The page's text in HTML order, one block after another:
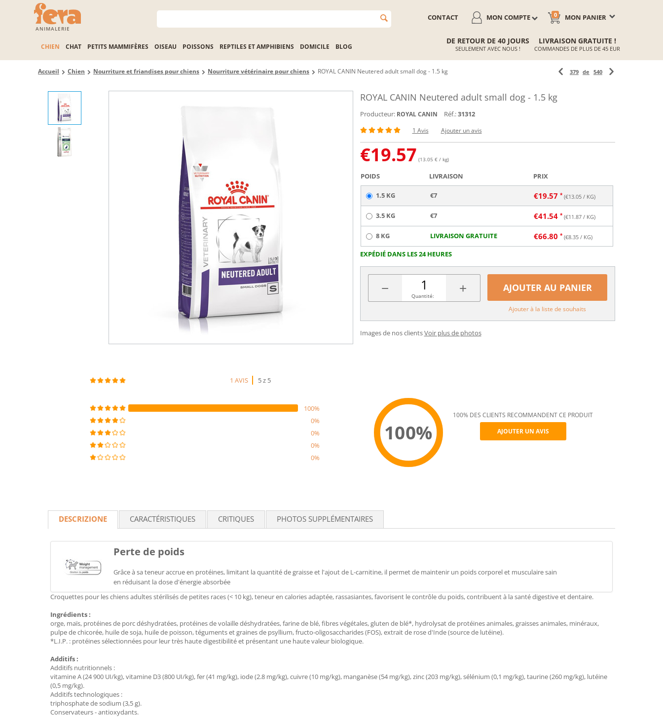
ANIMALERIE
MON PANIER
0
MON COMPTE
CONTACT
CHIEN CHAT PETITS MAMMIFÈRES OISEAU POISSONS REPTILES ET AMPHIBIENS DOMICILE BLOG
DE RETOUR DE 40 JOURS
SEULEMENT AVEC NOUS !
LIVRAISON GRATUITE !
COMMANDES DE PLUS DE 45 EUR
Accueil Chien Nourriture et friandises pour chiens Nourriture vétérinaire pour chiens ROYAL CANIN Neutered adult small dog - 1.5 kg 379 de 540
ROYAL CANIN Neutered adult small dog - 1.5 kg
Producteur: ROYAL CANIN Réf.:31312
1 Avis Ajouter un avis
€19.57 (13.05 € / kg)
POIDS LIVRAISON PRIX
1.5 KG €7 €19.57 (€13.05/ KG)
3.5 KG €7 €41.54 (€11.87/ KG)
8 KG LIVRAISON GRATUITE €66.80 (€8.35/ KG)
EXPÉDIÉ DANS LES 24 HEURES
− +
Quantité:
AJOUTER AU PANIER
Ajouter à la liste de souhaits
Images de nos clientsVoir plus de photos
1 AVIS 5 z 5
100%
0%
0%
0%
0%
100%
Recommend
100% DES CLIENTS RECOMMANDENT CE PRODUIT
AJOUTER UN AVIS
DESCRIZIONE CARACTÉRISTIQUES CRITIQUES PHOTOS SUPPLÉMENTAIRES
Perte de poids
Grâce à sa teneur accrue en protéines, limitant la quantité de graisse et l'ajout de L-carnitine, il permet de maintenir un poids corporel et musculaire sain
en réduisant la dose d'énergie absorbée
Croquettes pour les chiens adultes stérilisés de petites races (< 10 kg), teneur en calories adaptée, rassasiantes, favorisent le contrôle du poids, contribuent à la santé digestive et dentaire.
Ingrédients :
orge, maïs, protéines de porc déshydratées, protéines de volaille déshydratées, farine de blé, fibres végétales, gluten de blé*, hydrolysat de protéines animales, graisses animales, minéraux,
pulpe de chicorée, huile de soja, huile de poisson, téguments et graines de psyllium, fructo-oligosaccharides (FOS), extrait de rose d'Inde (source de lutéine).
*L.I.P. : protéines sélectionnées pour leur très haute digestibilité et présentant une haute valeur biologique.
Additifs :
Additifs nutritionnels :
vitamine A (24 900 UI/kg), vitamine D3 (800 UI/kg), fer (41 mg/kg), iode (2.8 mg/kg), cuivre (10 mg/kg), manganèse (54 mg/kg), zinc (203 mg/kg), sélénium (0,1 mg/kg), taurine (260 mg/kg), lutéine
(0,5 mg/kg).
Additifs technologiques :
triphosphate de sodium (3,5 g).
Conservateurs - antioxydants.